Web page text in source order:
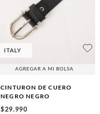
ITALY
AGREGAR A MI BOLSA
CINTURON DE CUERO
NEGRO NEGRO
$29.990